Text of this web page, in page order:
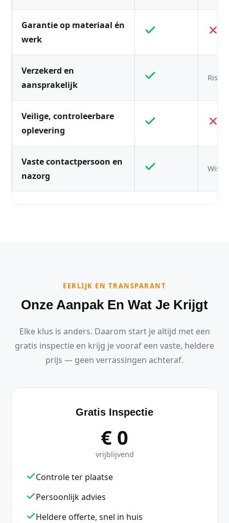
Garantie op materiaal én
werk
Verzekerd en
aansprakelijk
Veilige, controleerbare
oplevering
Vaste contactpersoon en
nazorg
EERLIJK EN TRANSPARANT
Onze Aanpak En Wat Je Krijgt
Elke klus is anders. Daarom start je altijd met een
gratis inspectie en krijg je vooraf een vaste, heldere
prijs — geen verrassingen achteraf.
Gratis Inspectie
€ 0
vrijblijvend
Controle ter plaatse
Persoonlijk advies
Heldere offerte, snel in huis